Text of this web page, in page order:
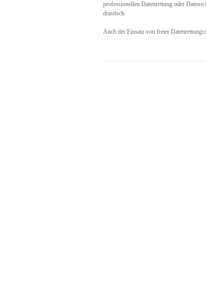
professionellen Datenrettung oder
drastisch.
Auch der Einsatz von freier